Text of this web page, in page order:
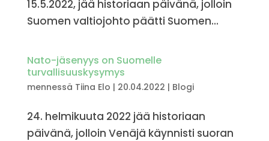
15.5.2022, jää historiaan päivänä, jolloin
Suomen valtiojohto päätti Suomen...
Nato-jäsenyys on Suomelle
turvallisuuskysymys
mennessä Tiina Elo | 20.04.2022 | Blogi
24. helmikuuta 2022 jää historiaan
päivänä, jolloin Venäjä käynnisti suoran